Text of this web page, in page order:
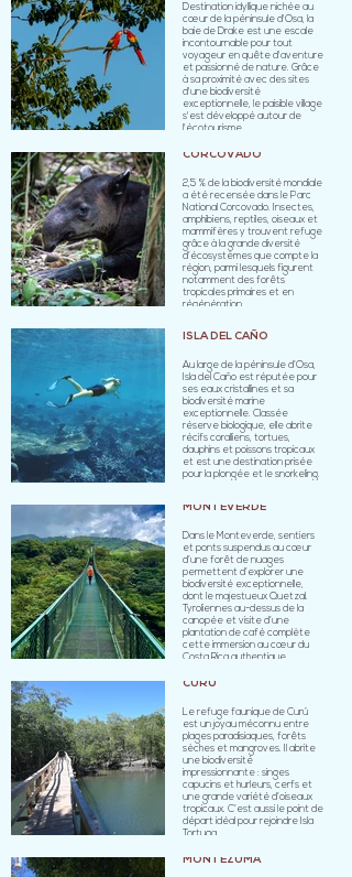
Destination idyllique nichée au
cœur de la péninsule d'Osa, la
baie de Drake est une escale
incontournable pour tout
voyageur en quête d'aventure
et passionné de nature. Grâce
à sa proximité avec des sites
d'une biodiversité
exceptionnelle, le paisible village
s'est développé autour de
l'écotourisme.
CORCOVADO
2,5 % de la biodiversité mondiale
a été recensée dans le Parc
National Corcovado. Insectes,
amphibiens, reptiles, oiseaux et
mammifères y trouvent refuge
grâce à la grande diversité
d’écosystèmes que compte la
région, parmi lesquels figurent
notamment des forêts
tropicales primaires et en
régénération.
ISLA DEL CAÑO
Au large de la péninsule d’Osa,
Isla del Caño est réputée pour
ses eaux cristallines et sa
biodiversité marine
exceptionnelle. Classée
réserve biologique, elle abrite
récifs coralliens, tortues,
dauphins et poissons tropicaux
et est une destination prisée
pour la plongée et le snorkeling.
MONTEVERDE
Dans le Monteverde, sentiers
et ponts suspendus au cœur
d’une forêt de nuages
permettent d’explorer une
biodiversité exceptionnelle,
dont le majestueux Quetzal.
Tyroliennes au-dessus de la
canopée et visite d’une
plantation de café complète
cette immersion au cœur du
Costa Rica authentique.
CURÚ
Le refuge faunique de Curú
est un joyau méconnu entre
plages paradisiaques, forêts
sèches et mangroves. Il abrite
une biodiversité
impressionnante : singes
capucins et hurleurs, cerfs et
une grande variété d’oiseaux
tropicaux. C’est aussi le point de
départ idéal pour rejoindre Isla
Tortuga.
MONTEZUMA